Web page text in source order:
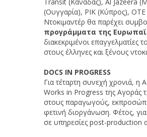
(Ουγγαρία), ΡΙΚ (Κύπρος),
Ντοκιμαντέρ θα παρέχει
προγράμματα της
διακεκριμένοι
στους έλληνες και ξένους
DOCS IN PROGRESS
Για τέταρτη συνεχή χρονιά, η
Works in Progress της Αγοράς
στους παραγωγούς,
φετινή διοργάνωση. Φέτος,
σε υπηρεσίες post-production